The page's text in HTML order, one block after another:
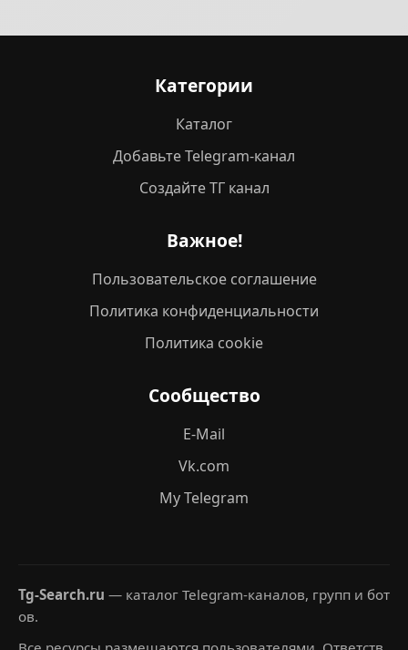
Категории
Каталог
Добавьте Telegram-канал
Создайте ТГ канал
Важное!
Пользовательское соглашение
Политика конфиденциальности
Политика cookie
Сообщество
E-Mail
Vk.com
My Telegram
Tg-Search.ru — каталог Telegram-каналов, групп и бот
ов.